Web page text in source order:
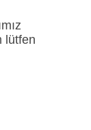
lütfen